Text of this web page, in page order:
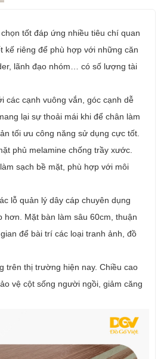
tốt đáp ứng nhiều tiêu chí quan
kế riêng để phù hợp với những căn
lãnh đạo nhóm… có số lượng tài
các cạnh vuông vắn, góc cạnh dễ
lại sự thoải mái khi để chân làm
tối ưu công năng sử dụng cực tốt.
phủ melamine chống trầy xước.
sạch bề mặt, phù hợp với môi
lỗ quản lý dây cáp chuyên dụng
Mặt bàn làm sâu 60cm, thuận
để bài trí các loại tranh ảnh, đồ
trên thị trường hiện nay. Chiều cao
vệ cột sống người ngồi, giảm căng